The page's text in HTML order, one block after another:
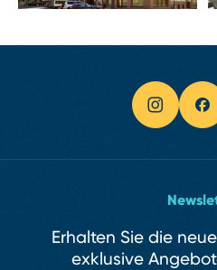
Erhalten Sie die
exklusive